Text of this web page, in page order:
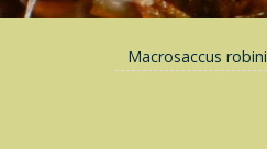
Macrosaccus